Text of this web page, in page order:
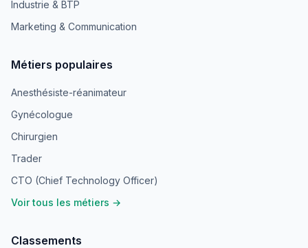
Industrie & BTP
Marketing & Communication
Métiers populaires
Anesthésiste-réanimateur
Gynécologue
Chirurgien
Trader
CTO (Chief Technology Officer)
Voir tous les métiers →
Classements